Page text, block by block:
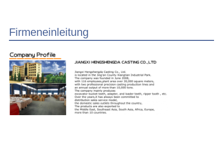
Firmeneinleitung